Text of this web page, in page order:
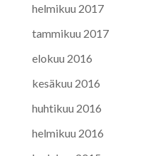
helmikuu 2017
tammikuu 2017
elokuu 2016
kesäkuu 2016
huhtikuu 2016
helmikuu 2016